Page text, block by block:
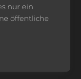
nur ein
öffentliche